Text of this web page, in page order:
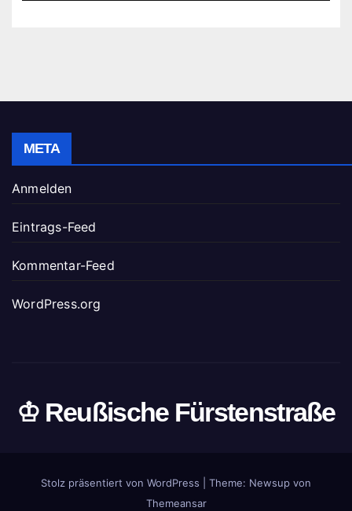
META
Anmelden
Eintrags-Feed
Kommentar-Feed
WordPress.org
♔ Reußische Fürstenstraße
Stolz präsentiert von WordPress
Theme: Newsup von
Themeansar